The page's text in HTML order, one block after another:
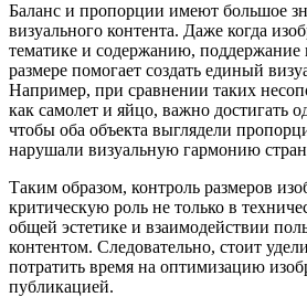
Баланс и пропорции имеют большое
визуального контента. Даже когда
тематике и содержанию, поддержание
размере помогает создать единый
Например, при сравнении таких
как самолет и яйцо, важно достигать
чтобы оба объекта выглядели
нарушали визуальную гармонию
Таким образом, контроль размеров
критическую роль не только в
общей эстетике и взаимодействии
контентом. Следовательно, стоит
потратить время на оптимизацию
публикацией.